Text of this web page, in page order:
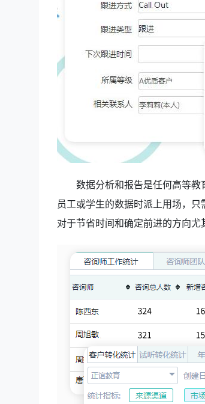
数据分析和报告是任何高等
员工或学生的数据时派上用场，
对于节省时间和确定前进的方向尤